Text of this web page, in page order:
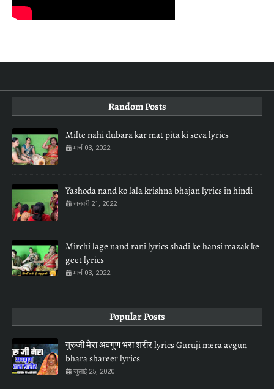
Random Posts
Milte nahi dubara kar mat pita ki seva lyrics
मार्च 03, 2022
Yashoda nand ko lala krishna bhajan lyrics in hindi
जनवरी 21, 2022
Mirchi lage nand rani lyrics shadi ke hansi mazak ke
geet lyrics
मार्च 03, 2022
Popular Posts
गुरुजी मेरा अवगुण भरा शरीर lyrics Guruji mera avgun
bhara shareer lyrics
जुलाई 25, 2020